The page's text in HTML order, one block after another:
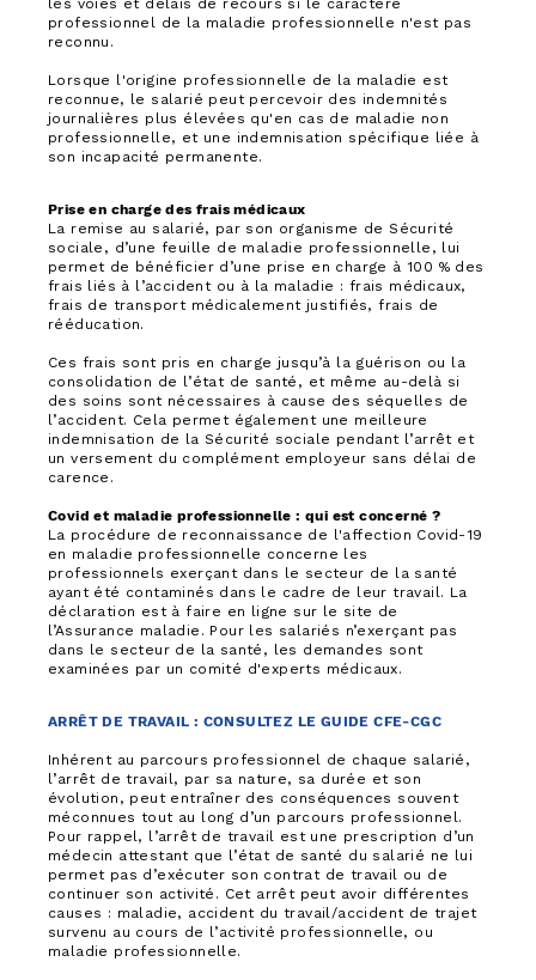
les voies et délais de recours si le caractère
professionnel de la maladie professionnelle n'est pas
reconnu.
Lorsque l'origine professionnelle de la maladie est
reconnue, le salarié peut percevoir des indemnités
journalières plus élevées qu'en cas de maladie non
professionnelle, et une indemnisation spécifique liée à
son incapacité permanente.
Prise en charge des frais médicaux
La remise au salarié, par son organisme de Sécurité
sociale, d’une feuille de maladie professionnelle, lui
permet de bénéficier d’une prise en charge à 100 % des
frais liés à l’accident ou à la maladie : frais médicaux,
frais de transport médicalement justifiés, frais de
rééducation.
Ces frais sont pris en charge jusqu’à la guérison ou la
consolidation de l’état de santé, et même au-delà si
des soins sont nécessaires à cause des séquelles de
l’accident. Cela permet également une meilleure
indemnisation de la Sécurité sociale pendant l’arrêt et
un versement du complément employeur sans délai de
carence.
Covid et maladie professionnelle : qui est concerné ?
La procédure de reconnaissance de l'affection Covid-19
en maladie professionnelle concerne les
professionnels exerçant dans le secteur de la santé
ayant été contaminés dans le cadre de leur travail. La
déclaration est à faire en ligne sur le site de
l’Assurance maladie. Pour les salariés n’exerçant pas
dans le secteur de la santé, les demandes sont
examinées par un comité d'experts médicaux.
ARRÊT DE TRAVAIL : CONSULTEZ LE GUIDE CFE-CGC
Inhérent au parcours professionnel de chaque salarié,
l’arrêt de travail, par sa nature, sa durée et son
évolution, peut entraîner des conséquences souvent
méconnues tout au long d’un parcours professionnel.
Pour rappel, l’arrêt de travail est une prescription d’un
médecin attestant que l’état de santé du salarié ne lui
permet pas d’exécuter son contrat de travail ou de
continuer son activité. Cet arrêt peut avoir différentes
causes : maladie, accident du travail/accident de trajet
survenu au cours de l’activité professionnelle, ou
maladie professionnelle.